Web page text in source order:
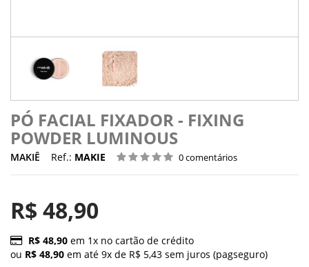
PÓ FACIAL FIXADOR - FIXING
POWDER LUMINOUS
MAKIÊ Ref.: MAKIE 0 comentários
R$ 48,90
R$ 48,90 em 1x no cartão de crédito
ou R$ 48,90 em até 9x de R$ 5,43 sem juros (pagseguro)